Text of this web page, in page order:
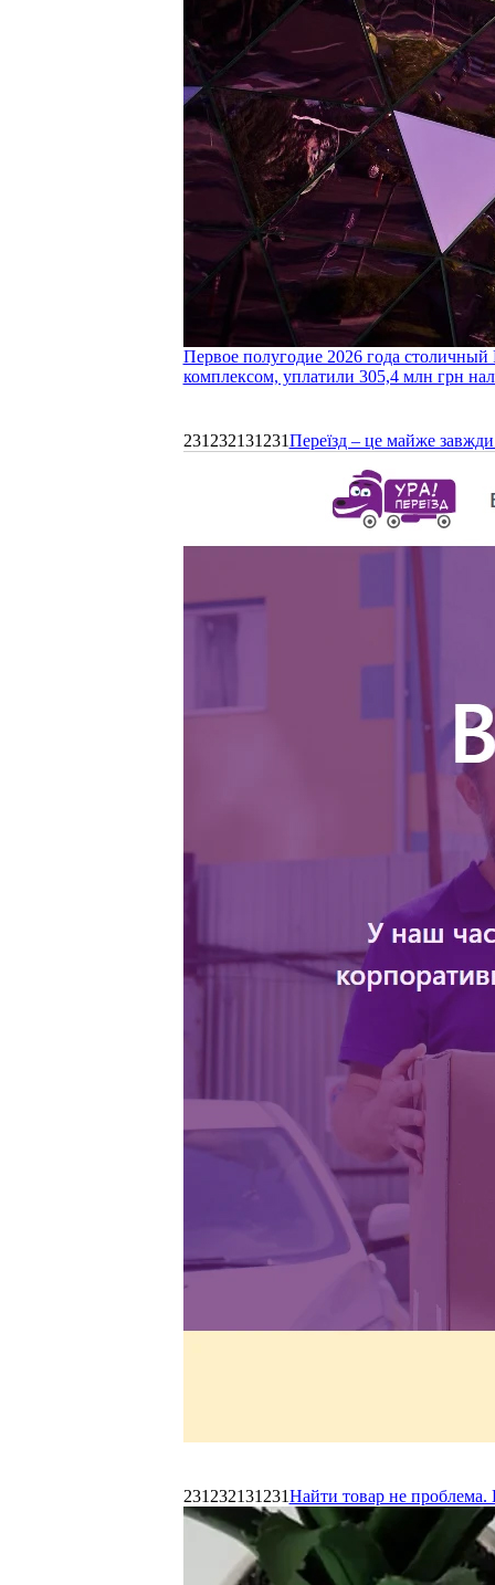
Первое полугодие 2026 года
комплексом, уплатили 305,4 млн грн
231232131231Переїзд – це майже
231232131231Найти товар не проблема.